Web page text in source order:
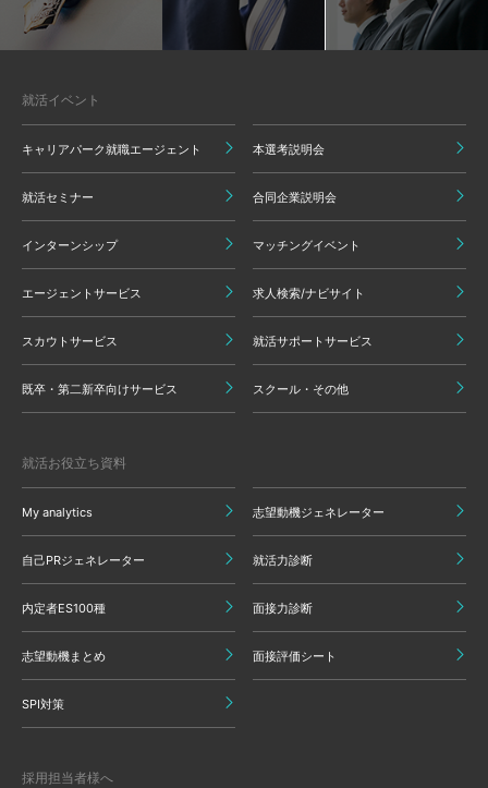
就活イベント
キャリアパーク就職エージェント 本選考説明会
就活セミナー 合同企業説明会
インターンシップ マッチングイベント
エージェントサービス 求人検索/ナビサイト
スカウトサービス 就活サポートサービス
既卒・第二新卒向けサービス スクール・その他
就活お役立ち資料
My analytics 志望動機ジェネレーター
自己PRジェネレーター 就活力診断
内定者ES100種 面接力診断
志望動機まとめ 面接評価シート
SPI対策
採用担当者様へ